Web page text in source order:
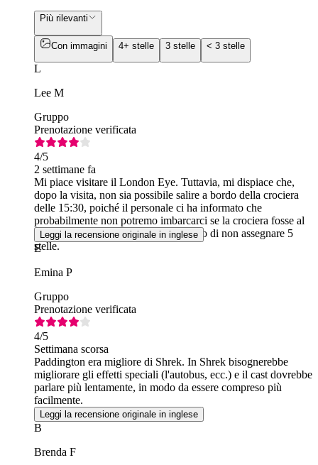
Più rilevanti
Con immagini 4+ stelle 3 stelle < 3 stelle
L
Lee M
Gruppo
Prenotazione verificata
4/5
2 settimane fa
Mi piace visitare il London Eye. Tuttavia, mi dispiace che,
dopo la visita, non sia possibile salire a bordo della crociera
delle 15:30, poiché il personale ci ha informato che
probabilmente non potremo imbarcarci se la crociera fosse al
completo. Per questo motivo ho deciso di non assegnare 5
stelle.
Leggi la recensione originale in inglese
E
Emina P
Gruppo
Prenotazione verificata
4/5
Settimana scorsa
Paddington era migliore di Shrek. In Shrek bisognerebbe
migliorare gli effetti speciali (l'autobus, ecc.) e il cast dovrebbe
parlare più lentamente, in modo da essere compreso più
facilmente.
Leggi la recensione originale in inglese
B
Brenda F